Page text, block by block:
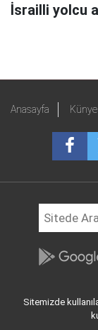
İsrailli yolcu
Anasayfa Künye
Sitemizde